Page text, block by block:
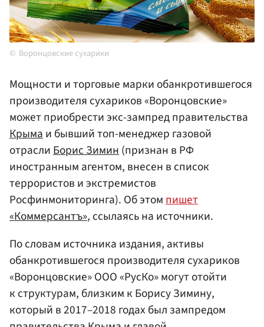
Воронцовские сухарики
Мощности и торговые марки обанкротившегося
производителя сухариков «Воронцовские»
может приобрести экс-зампред правительства
Крымаи бывший топ-менеджер газовой
отраслиБорис Зимин(признан в РФ
иностранным агентом, внесен в список
террористов и экстремистов
Росфинмониторинга). Об этомпишет
«Коммерсантъ», ссылаясь на источники.
По словам источника издания, активы
обанкротившегося производителя сухариков
«Воронцовские» ООО «РусКо» могут отойти
к структурам, близким к Борису Зимину,
который в 2017–2018 годах был зампредом